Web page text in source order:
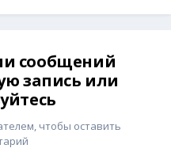
сообщений
запись или
чтобы оставить